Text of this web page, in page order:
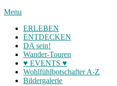
Menu
ERLEBEN
ENTDECKEN
DA sein!
Wander-Touren
♥ EVENTS ♥
Wohlfühlbotschafter A-Z
Bildergalerie